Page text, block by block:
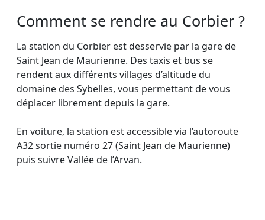
Comment se rendre au Corbier ?
La station du Corbier est desservie par la gare de
Saint Jean de Maurienne. Des taxis et bus se
rendent aux différents villages d’altitude du
domaine des Sybelles, vous permettant de vous
déplacer librement depuis la gare.
En voiture, la station est accessible via l’autoroute
A32 sortie numéro 27 (Saint Jean de Maurienne)
puis suivre Vallée de l’Arvan.